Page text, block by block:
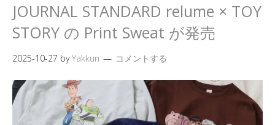
JOURNAL STANDARD relume × TOY
STORY の Print Sweat が発売
2025-10-27 byYakkun コメントする